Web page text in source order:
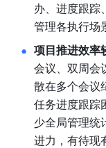
办、进度跟踪
管理各执行场
项目推进效率
会议、双周会
散在多个会议
任务进度跟踪
少全局管理统
进力，有待现